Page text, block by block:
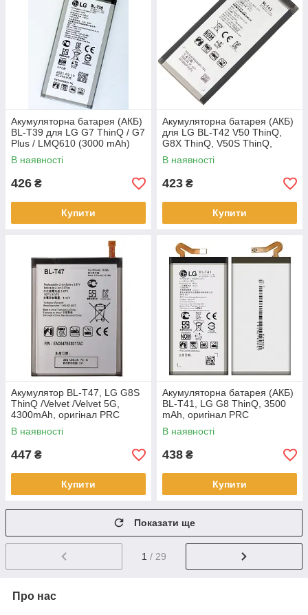
Акумуляторна батарея (АКБ)
BL-T39 для LG G7 ThinQ / G7
Plus / LMQ610 (3000 mAh)
В наявності
426 ₴
Купити
Акумуляторна батарея (АКБ)
для LG BL-T42 V50 ThinQ,
G8X ThinQ, V50S ThinQ,
оригінал Китай 4000 mAh
В наявності
423 ₴
Купити
Акумулятор BL-T47, LG G8S
ThinQ /Velvet /Velvet 5G,
4300mAh, оригінал PRC
В наявності
447 ₴
Купити
Акумуляторна батарея (АКБ)
BL-T41, LG G8 ThinQ, 3500
mAh, оригінал PRC
В наявності
438 ₴
Купити
Показати ще
1 / 29
Про нас